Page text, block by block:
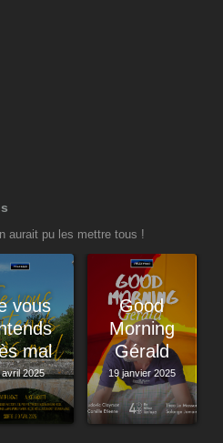
aurait pu les mettre tous !
vous
mal
avril 2025
Good
Morning
Gérald
19 janvier 2025